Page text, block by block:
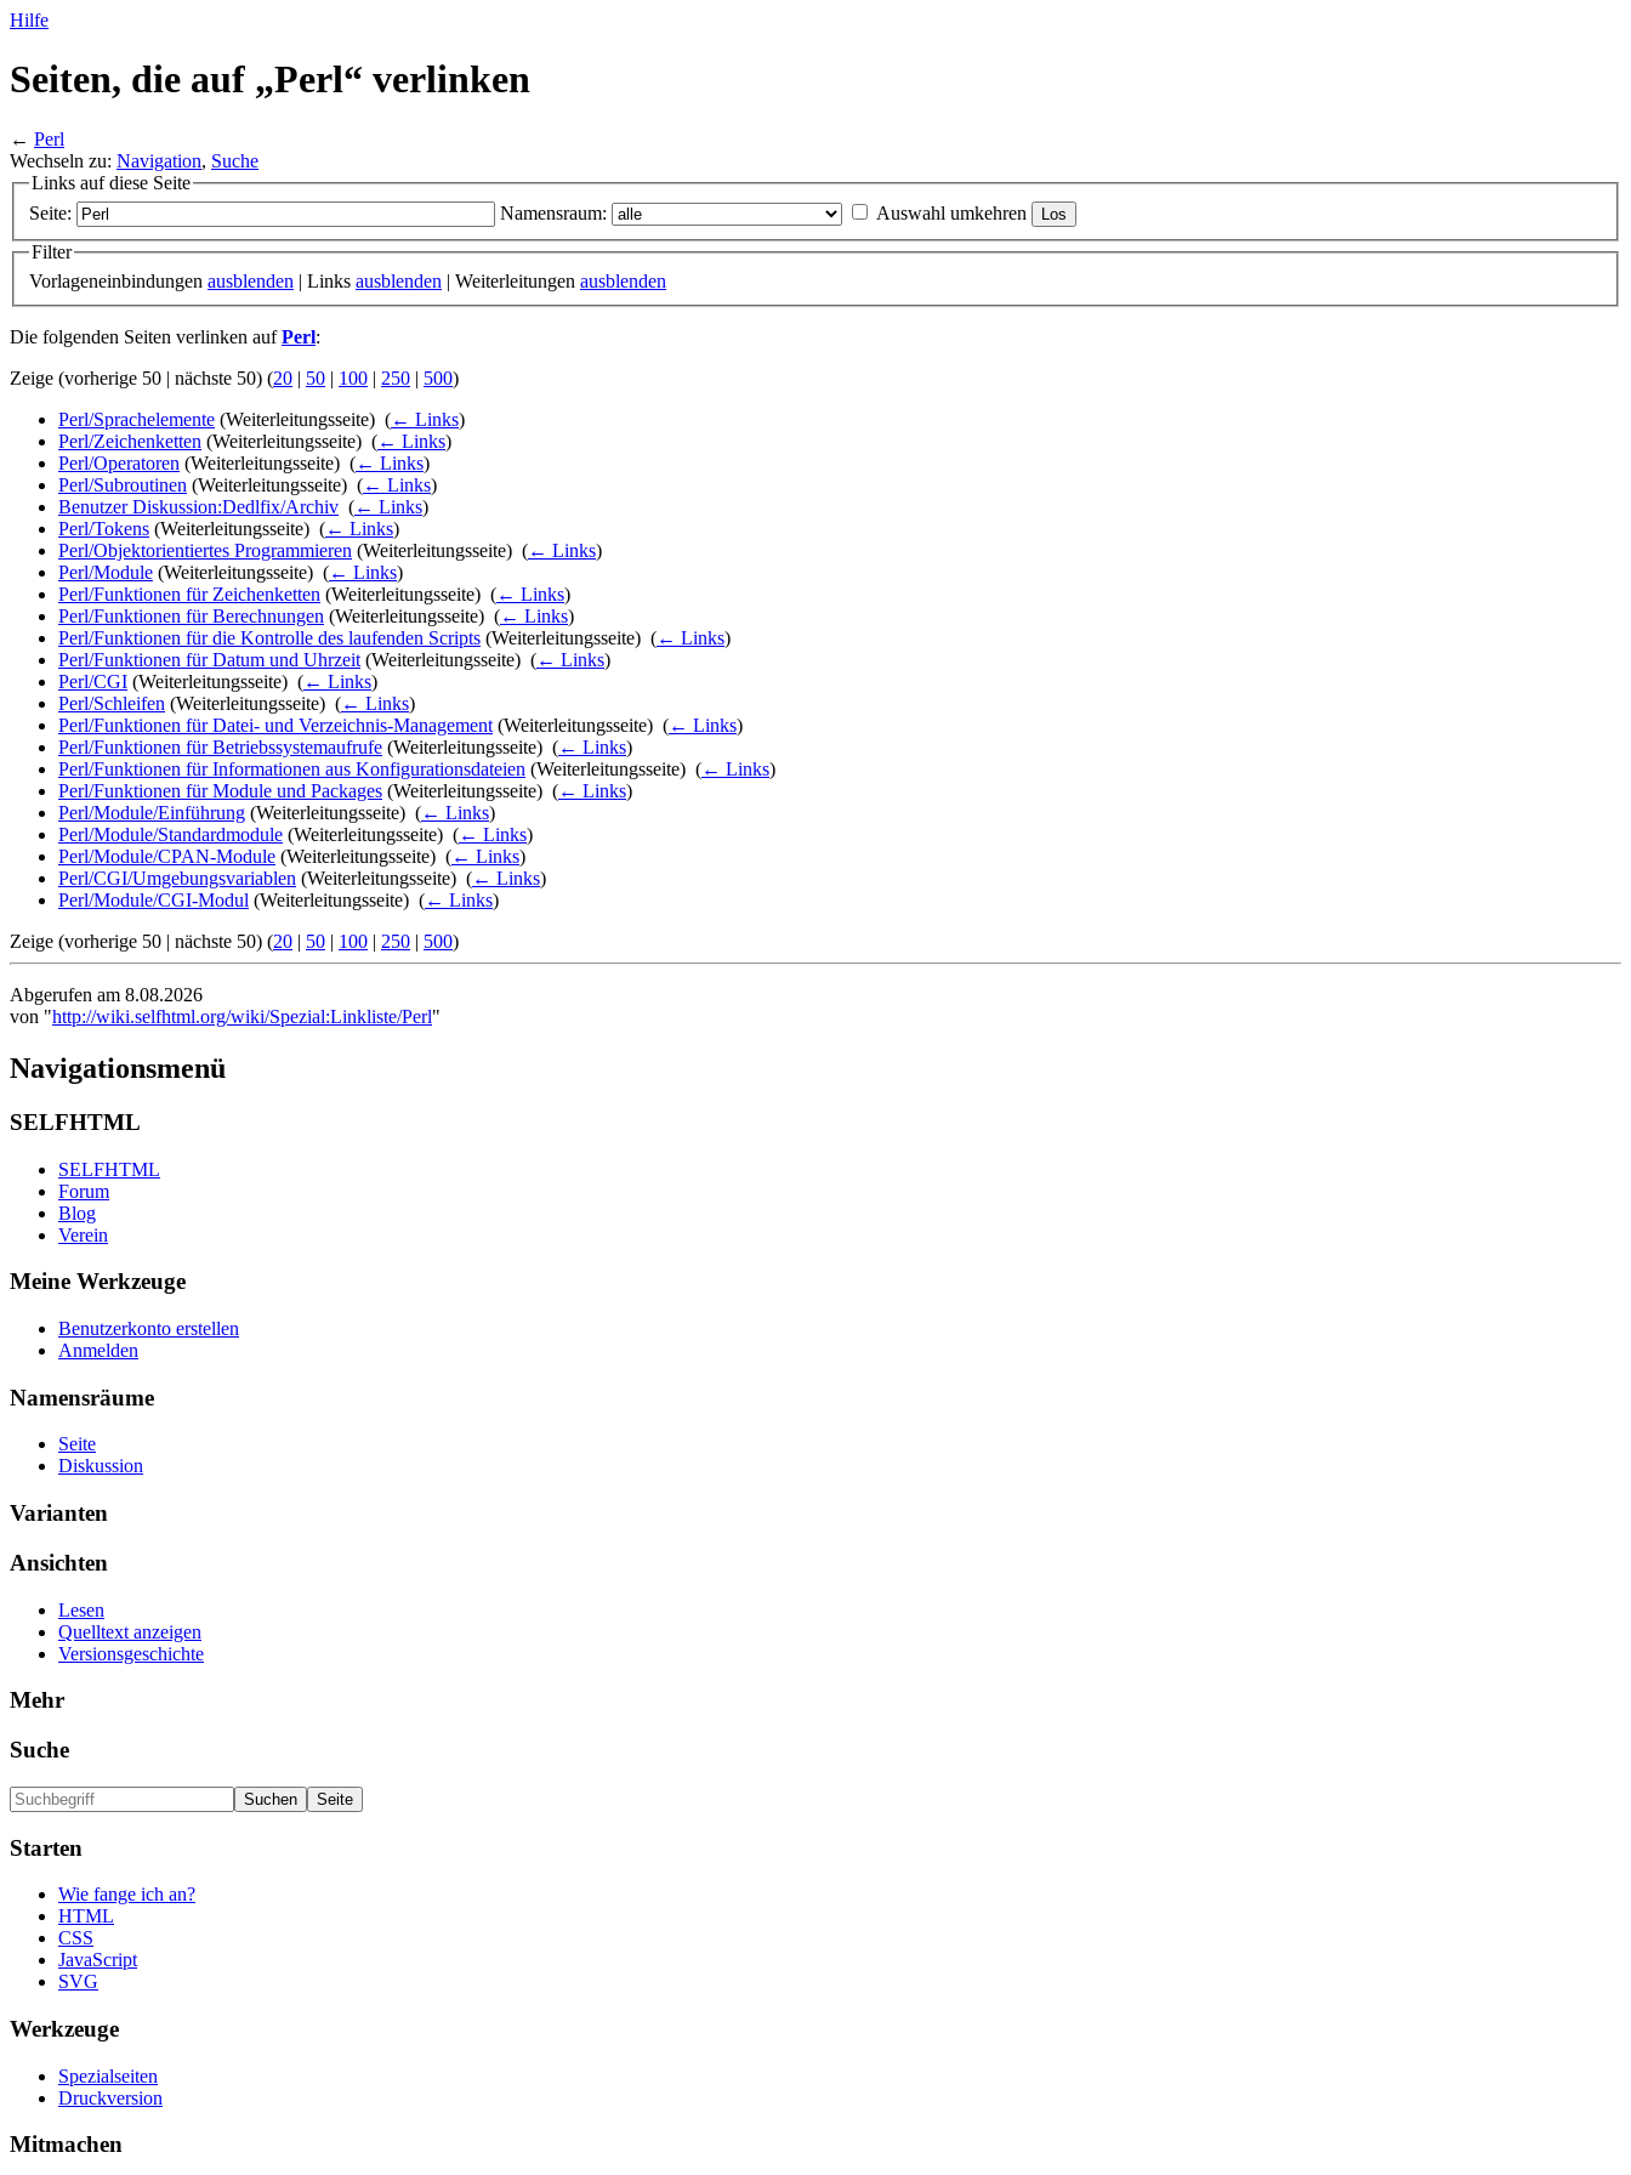
Hilfe
Seiten, die auf „Perl“ verlinken
← Perl
Wechseln zu: Navigation, Suche
Links auf diese Seite
Seite:
Namensraum:
Auswahl umkehren
Filter
Vorlageneinbindungen ausblenden | Links ausblenden | Weiterleitungen ausblenden
Die folgenden Seiten verlinken aufPerl:
Zeige (vorherige 50 | nächste 50) (20 | 50 | 100 | 250 | 500)
Perl/Sprachelemente (Weiterleitungsseite) ‎ (← Links)
Perl/Zeichenketten (Weiterleitungsseite) ‎ (← Links)
Perl/Operatoren (Weiterleitungsseite) ‎ (← Links)
Perl/Subroutinen (Weiterleitungsseite) ‎ (← Links)
Benutzer Diskussion:Dedlfix/Archiv (← Links)
Perl/Tokens (Weiterleitungsseite) ‎ (← Links)
Perl/Objektorientiertes Programmieren (Weiterleitungsseite) ‎ (← Links)
Perl/Module (Weiterleitungsseite) ‎ (← Links)
Perl/Funktionen für Zeichenketten (Weiterleitungsseite) ‎ (← Links)
Perl/Funktionen für Berechnungen (Weiterleitungsseite) ‎ (← Links)
Perl/Funktionen für die Kontrolle des laufenden Scripts (Weiterleitungsseite) ‎ (← Links)
Perl/Funktionen für Datum und Uhrzeit (Weiterleitungsseite) ‎ (← Links)
Perl/CGI (Weiterleitungsseite) ‎ (← Links)
Perl/Schleifen (Weiterleitungsseite) ‎ (← Links)
Perl/Funktionen für Datei- und Verzeichnis-Management (Weiterleitungsseite) ‎ (← Links)
Perl/Funktionen für Betriebssystemaufrufe (Weiterleitungsseite) ‎ (← Links)
Perl/Funktionen für Informationen aus Konfigurationsdateien (Weiterleitungsseite) ‎ (← Links)
Perl/Funktionen für Module und Packages (Weiterleitungsseite) ‎ (← Links)
Perl/Module/Einführung (Weiterleitungsseite) ‎ (← Links)
Perl/Module/Standardmodule (Weiterleitungsseite) ‎ (← Links)
Perl/Module/CPAN-Module (Weiterleitungsseite) ‎ (← Links)
Perl/CGI/Umgebungsvariablen (Weiterleitungsseite) ‎ (← Links)
Perl/Module/CGI-Modul (Weiterleitungsseite) ‎ (← Links)
Zeige (vorherige 50 | nächste 50) (20 | 50 | 100 | 250 | 500)
Abgerufen am 8.08.2026
von "http://wiki.selfhtml.org/wiki/Spezial:Linkliste/Perl"
Navigationsmenü
SELFHTML
SELFHTML
Forum
Blog
Verein
Meine Werkzeuge
Benutzerkonto erstellen
Anmelden
Namensräume
Seite
Diskussion
Varianten
Ansichten
Lesen
Quelltext anzeigen
Versionsgeschichte
Mehr
Suche
Starten
Wie fange ich an?
HTML
CSS
JavaScript
SVG
Werkzeuge
Spezialseiten
Druckversion
Mitmachen